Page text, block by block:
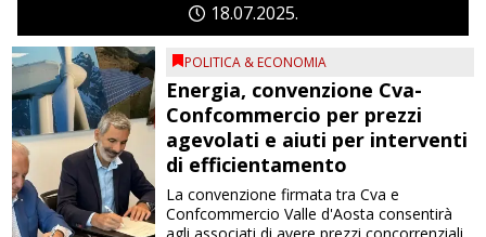
1807 2025
POLITICA & ECONOMIA
Energia, convenzione Cva-
Confcommercio per prezzi
agevolati e aiuti per interventi
di efficientamento
La convenzione firmata tra Cva e
Confcommercio Valle d'Aosta consentirà